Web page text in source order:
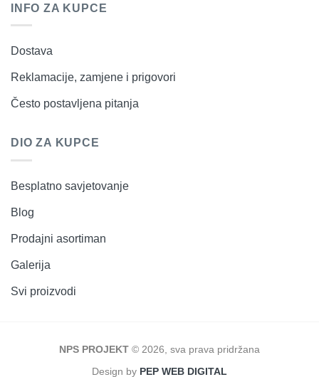
INFO ZA KUPCE
Dostava
Reklamacije, zamjene i prigovori
Često postavljena pitanja
DIO ZA KUPCE
Besplatno savjetovanje
Blog
Prodajni asortiman
Galerija
Svi proizvodi
NPS PROJEKT © 2026, sva prava pridržana
Design by PEP WEB DIGITAL